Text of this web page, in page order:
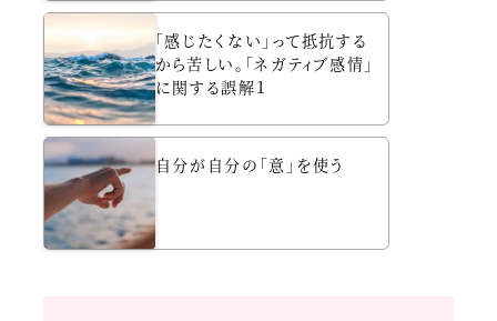
「感じたくない」って抵抗する
から苦しい。「ネガティブ感情」
に関する誤解１
自分が自分の「意」を使う